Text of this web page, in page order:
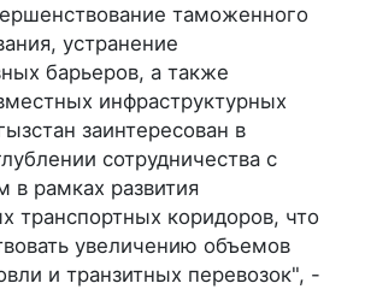
таможенного
устранение
барьеров, а также
инфраструктурных
заинтересован в
сотрудничества с
в рамках развития
транспортных коридоров, что
увеличению объемов
и транзитных перевозок", -